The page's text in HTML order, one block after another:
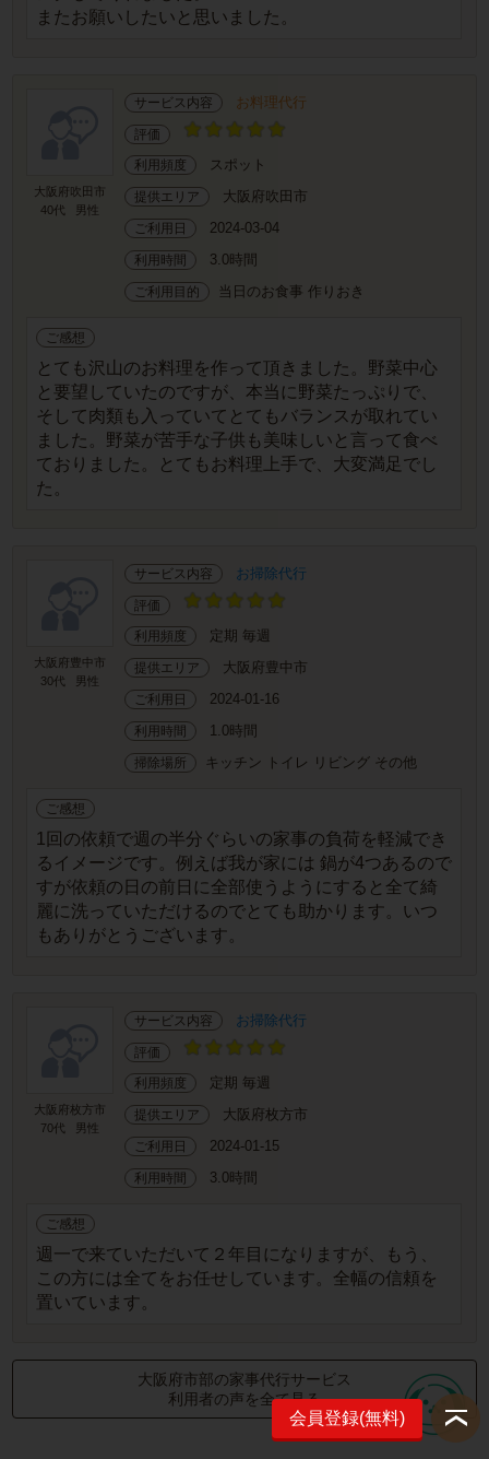
またお願いしたいと思いました。
大阪府吹田市
40代
男性
サービス内容 お料理代行
評価
利用頻度 スポット
提供エリア 大阪府吹田市
ご利用日 2024-03-04
利用時間 3.0時間
ご利用目的 当日のお食事 作りおき
ご感想
とても沢山のお料理を作って頂きました。野菜中心
と要望していたのですが、本当に野菜たっぷりで、
そして肉類も入っていてとてもバランスが取れてい
ました。野菜が苦手な子供も美味しいと言って食べ
ておりました。とてもお料理上手で、大変満足でし
た。
大阪府豊中市
30代
男性
サービス内容 お掃除代行
評価
利用頻度 定期 毎週
提供エリア 大阪府豊中市
ご利用日 2024-01-16
利用時間 1.0時間
掃除場所 キッチン トイレ リビング その他
ご感想
1回の依頼で週の半分ぐらいの家事の負荷を軽減でき
るイメージです。例えば我が家には 鍋が4つあるので
すが依頼の日の前日に全部使うようにすると全て綺
麗に洗っていただけるのでとても助かります。いつ
もありがとうございます。
大阪府枚方市
70代
男性
サービス内容 お掃除代行
評価
利用頻度 定期 毎週
提供エリア 大阪府枚方市
ご利用日 2024-01-15
利用時間 3.0時間
ご感想
週一で来ていただいて２年目になりますが、もう、
この方には全てをお任せしています。全幅の信頼を
置いています。
大阪府市部の家事代行サービス
利用者の声を全て見る
会員登録(無料)